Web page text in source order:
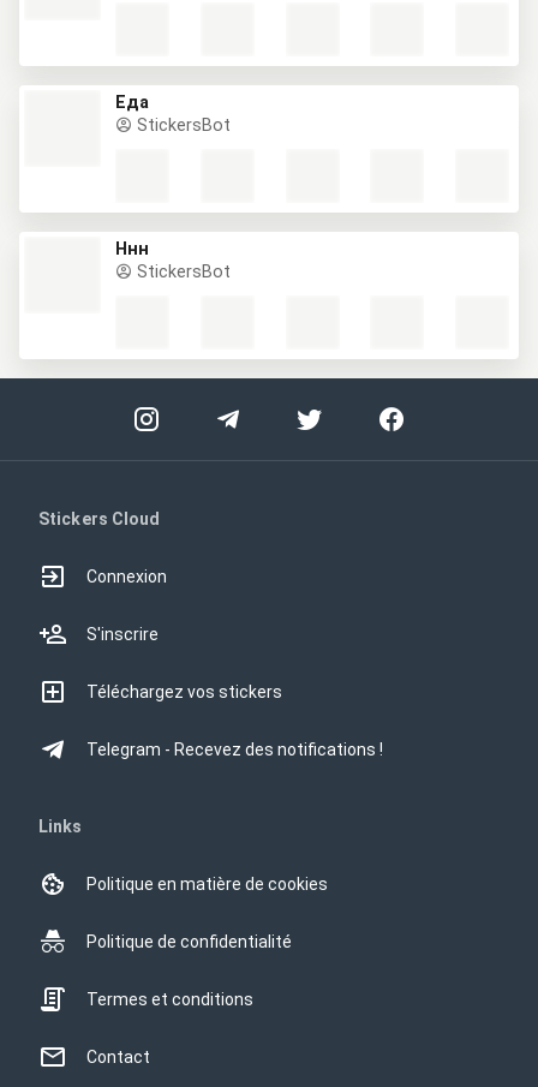
Еда
StickersBot
Ннн
StickersBot
Stickers Cloud
Connexion
S'inscrire
Téléchargez vos stickers
Telegram - Recevez des notifications !
Links
Politique en matière de cookies
Politique de confidentialité
Termes et conditions
Contact